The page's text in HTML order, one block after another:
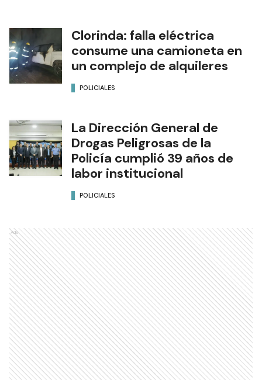
Clorinda: falla eléctrica
consume una camioneta en
un complejo de alquileres
POLICIALES
La Dirección General de
Drogas Peligrosas de la
Policía cumplió 39 años de
labor institucional
POLICIALES
Ads